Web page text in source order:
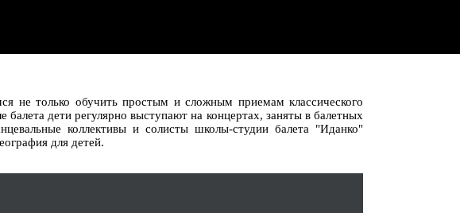
не только обучить простым и сложным приемам классического
дети регулярно выступают на концертах, заняты в балетных
коллективы и солисты школы-студии балета "Иданко"
для детей.